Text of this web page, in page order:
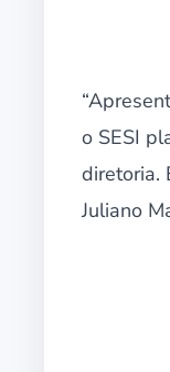
o SESI
diretoria.
Juliano